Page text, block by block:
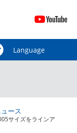
ース
サイズをラインア